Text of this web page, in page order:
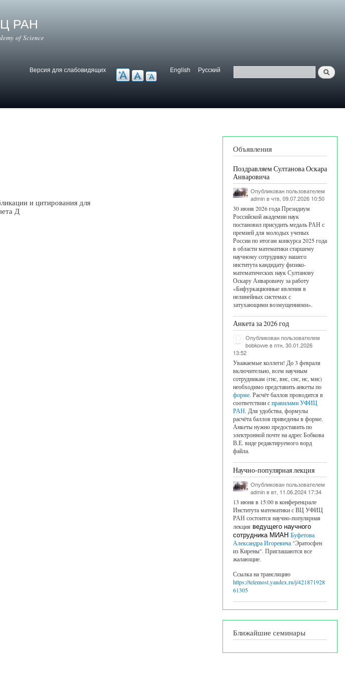
РАН
of Science
Версия для слабовидящих
Версия для слабовидящих
Версия для слабовидящих
Язык
English Русский
Поиск
Найти
и цитирования для
Д
Объявления
Поздравляем Султанова Оскара
Анваровича
Опубликован пользователем
adminв чтв, 09.07.2026 10:50
30 июня 2026 года Президиум
Российской академии наук
постановил присудить медаль РАН с
премией для молодых ученых
России по итогам конкурса 2025 года
в области математики старшему
научному сотруднику нашего
института кандидату физико-
математических наук Султанову
Оскару Анваровичу за работу
«Бифуркационные явления в
нелинейных системах с
затухающими возмущениями».
Анкета за 2026 год
Опубликован пользователем
bobkovveв птн, 30.01.2026
13:52
Уважаемые коллеги! До 3 февраля
включительно, всем научным
сотрудникам (гнс, внс, снс, нс, мнс)
необходимо представить анкеты по
форме. Расчёт баллов проводится в
соответствии с правилами УФИЦ
РАН. Для удобства, формулы
расчёта баллов приведены в форме.
Анкеты нужно предоставить по
электронной почте на адрес Бобкова
В.Е. виде редактируемого ворд
файла.
Научно-популярная лекция
Опубликован пользователем
adminв вт, 11.06.2024 17:34
13 июня в 15:00 в конференцзале
Института математики с ВЦ УФИЦ
РАН состоится научно-популярная
лекция ведущего научного
сотрудника МИАН Буфетова
Александра Игоревича "Эратосфен
из Кирены". Приглашаются все
жалающие.
Ссылка на трансляцию
https://telemost.yandex.ru/j/421871928
61305
Ближайшие семинары